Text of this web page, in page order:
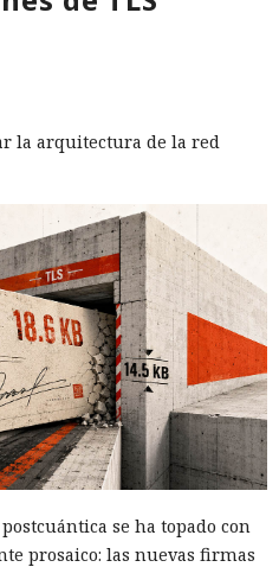
la arquitectura de la red
se ha topado con
prosaico: las nuevas firmas